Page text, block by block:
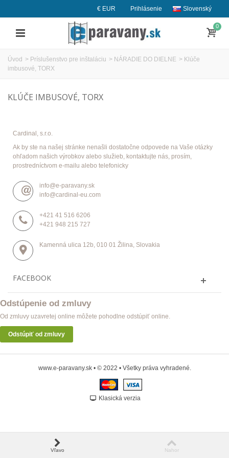
Slovenský
Prihlásenie
€ EUR
0
Úvod > Príslušenstvo pre inštaláciu > NÁRADIE DO DIELNE > Klúče
imbusové, TORX
KLÚČE IMBUSOVÉ, TORX
Cardinal, s.r.o.
Ak by ste na našej stránke nenašli dostatočne odpovede na Vaše otázky
ohľadom našich výrobkov alebo služieb, kontaktujte nás, prosím,
prostredníctvom e-mailu alebo telefonicky
info@e-paravany.sk
info@cardinal-eu.com
+421 41 516 6206
+421 948 215 727
Kamenná ulica 12b, 010 01 Žilina, Slovakia
FACEBOOK
Odstúpenie od zmluvy
Od zmluvy uzavretej online môžete pohodlne odstúpiť online.
Odstúpiť od zmluvy
www.e-paravany.sk • © 2022 • Všetky práva vyhradené.
Klasická verzia
Vľavo Nahor